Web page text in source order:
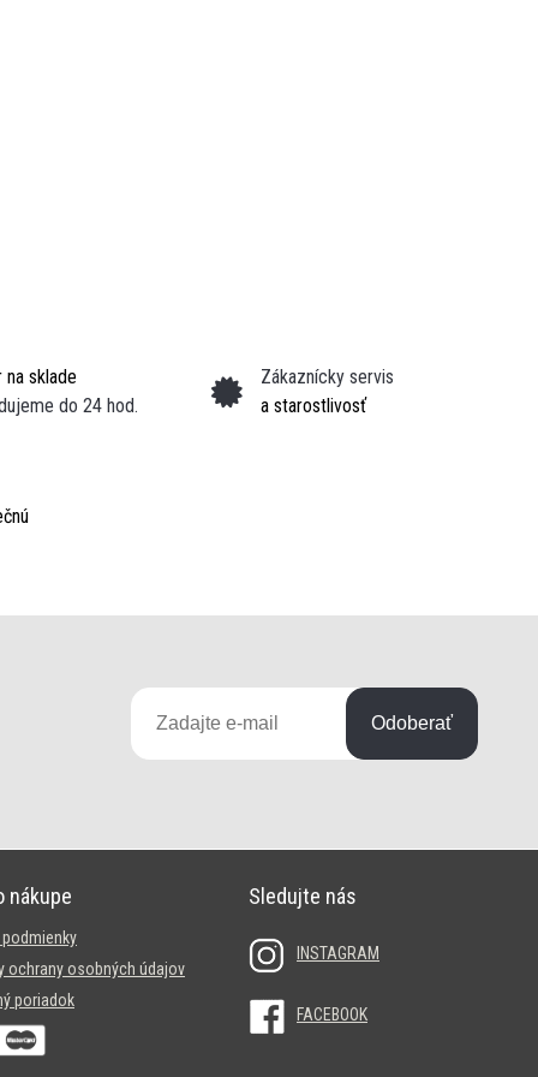
na sklade
do 24 hod.
Zákaznícky servis
a starostlivosť
Odoberať
nákupe
ochrany osobných údajov
poriadok
Sledujte nás
INSTAGRAM
FACEBOOK